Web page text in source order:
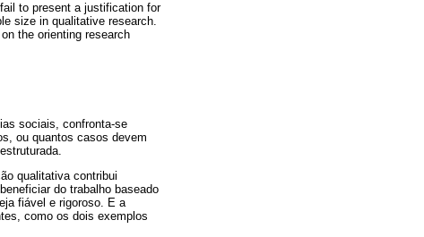
to present a justification for
size in qualitative research.
the orienting research
sociais, confronta-se
ou quantos casos devem
qualitativa contribui
do trabalho baseado
fiável e rigoroso. E a
como os dois exemplos